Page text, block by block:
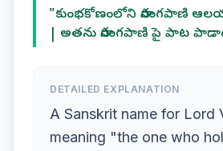
"కుంభకోణంలోని సారంగపాణి
| అతను సారంగపాణి పై పాట
DETAILED EXPLANATION
A Sanskrit name for Lord
meaning "the one who